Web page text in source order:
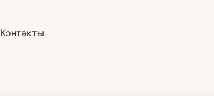
Контакты